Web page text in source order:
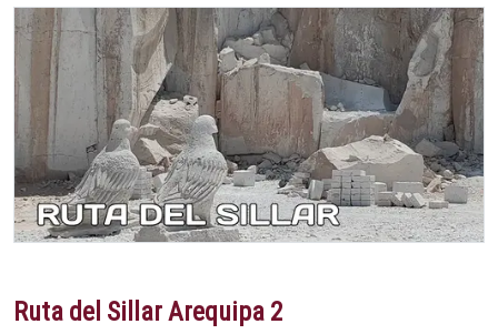
Ruta del Sillar Arequipa 2